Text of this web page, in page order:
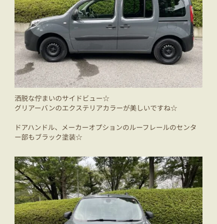
洒脱な佇まいのサイドビュー☆
グリアーバンのエクステリアカラーが美しいですね☆
ドアハンドル、メーカーオプションのルーフレールのセンタ
ー部もブラック塗装☆